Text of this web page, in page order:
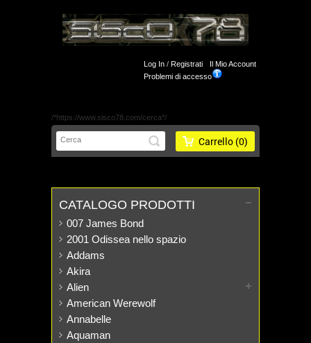
/*https://www.sisco78.com/cerca*/
Log In / Registrati
Il Mio Account
Problemi di accesso
Carrello (0)
CATALOGO PRODOTTI
007 James Bond
2001 Odissea nello spazio
Addams
Akira
Alien
American Werewolf
Annabelle
Aquaman